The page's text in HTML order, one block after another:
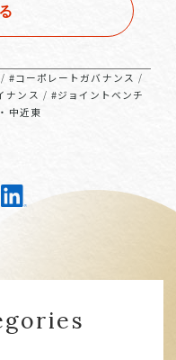
/ #コーポレートガバナンス /
ナンス / #ジョイントベンチ
中近東